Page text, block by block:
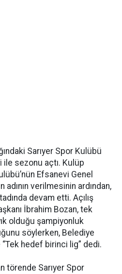
Sarıyer Spor Kulübü
ile sezonu açtı. Kulüp
Efsanevi Genel
adının verilmesinin ardından,
devam etti. Açılış
İbrahim Bozan, tek
olduğu şampiyonluk
söylerken, Belediye
hedef birinci lig” dedi.
törende Sarıyer Spor